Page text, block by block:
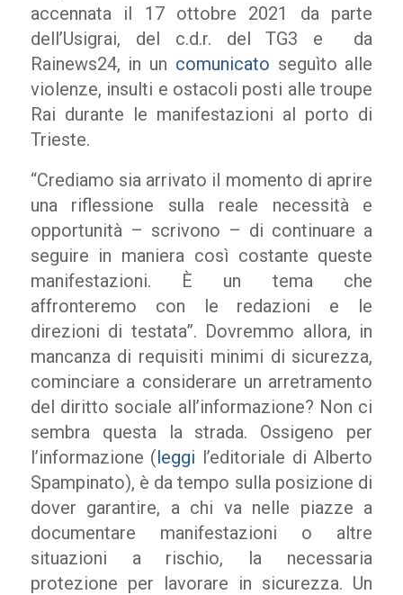
accennata il 17 ottobre 2021 da parte
dell’Usigrai, del c.d.r. del TG3 e da
Rainews24, in un comunicato seguìto alle
violenze, insulti e ostacoli posti alle troupe
Rai durante le manifestazioni al porto di
Trieste.
“Crediamo sia arrivato il momento di aprire
una riflessione sulla reale necessità e
opportunità – scrivono – di continuare a
seguire in maniera così costante queste
manifestazioni. È un tema che
affronteremo con le redazioni e le
direzioni di testata”. Dovremmo allora, in
mancanza di requisiti minimi di sicurezza,
cominciare a considerare un arretramento
del diritto sociale all’informazione? Non ci
sembra questa la strada. Ossigeno per
l’informazione (leggi l’editoriale di Alberto
Spampinato), è da tempo sulla posizione di
dover garantire, a chi va nelle piazze a
documentare manifestazioni o altre
situazioni a rischio, la necessaria
protezione per lavorare in sicurezza. Un